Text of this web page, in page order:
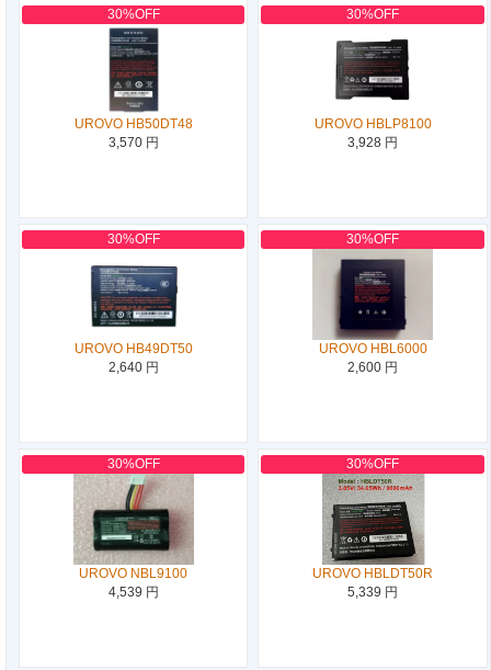
30%OFF
UROVO HB50DT48
3,570 円
30%OFF
UROVO HBLP8100
3,928 円
30%OFF
UROVO HB49DT50
2,640 円
30%OFF
UROVO HBL6000
2,600 円
30%OFF
UROVO NBL9100
4,539 円
30%OFF
UROVO HBLDT50R
5,339 円